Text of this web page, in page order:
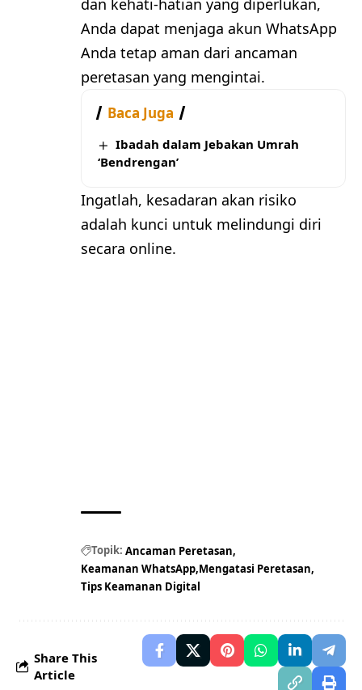
Anda dapat menjaga akun WhatsApp
Anda tetap aman dari ancaman
peretasan yang mengintai.
Baca Juga
Ibadah dalam Jebakan Umrah
‘Bendrengan’
Ingatlah, kesadaran akan risiko
adalah kunci untuk melindungi diri
secara online.
Topik: Ancaman Peretasan
Keamanan WhatsApp Mengatasi Peretasan
Tips Keamanan Digital
Share This
Article